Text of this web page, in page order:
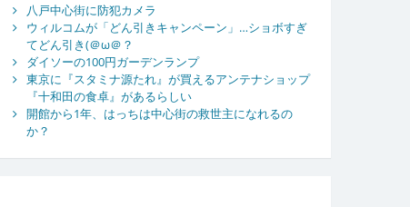
八戸中心街に防犯カメラ
ウィルコムが「どん引きキャンペーン」…ショボすぎ
てどん引き(＠ω＠？
ダイソーの100円ガーデンランプ
東京に『スタミナ源たれ』が買えるアンテナショップ
『十和田の食卓』があるらしい
開館から1年、はっちは中心街の救世主になれるの
か？